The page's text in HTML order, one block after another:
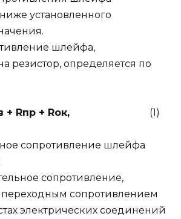
установленного
шлейфа,
резистор, определяется по
+ Rпр + Rок, (1)
сопротивление шлейфа
сопротивление,
сопротивлением
электрических соединений